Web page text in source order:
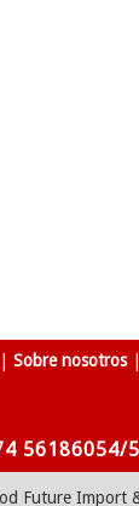
Sobre nosotros
56186054/
Future Import